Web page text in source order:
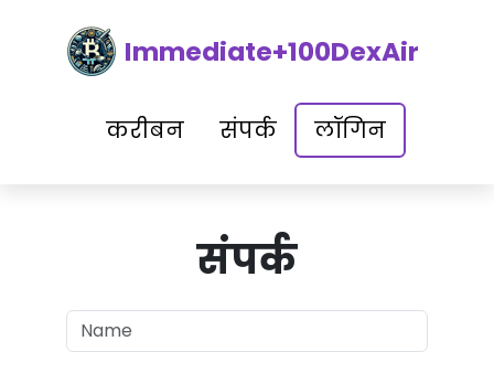
Immediate+100DexAir
करीबन संपर्क लॉगिन
संपर्क